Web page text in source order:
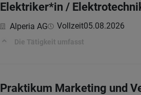
Elektriker*in /
Alperia AG Vollzeit05.08.2026
Die Tätigkeit umfasst
Praktikum Marketing und